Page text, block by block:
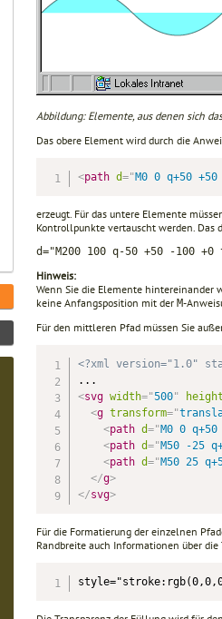
Abbildung: Elemente, aus denen sich
Das obere Element wird durch die
<path d="M0 0 q+50
erzeugt. Für das untere Elemente
Kontrollpunkte vertauscht werden. Das
d="M200 100 q-50 +50 -100
Hinweis:
Wenn Sie die Elemente hintereinander
keine Anfangsposition mit der M-
Für den mittleren Pfad müssen Sie
<?xml version="1.0"
<svg width="500"
<g transform="
<path d="M0 0
<path d="M50 -25
<path d="M50 25
</g>
</svg>
Für die Formatierung der einzelnen
Randbreite auch Informationen über